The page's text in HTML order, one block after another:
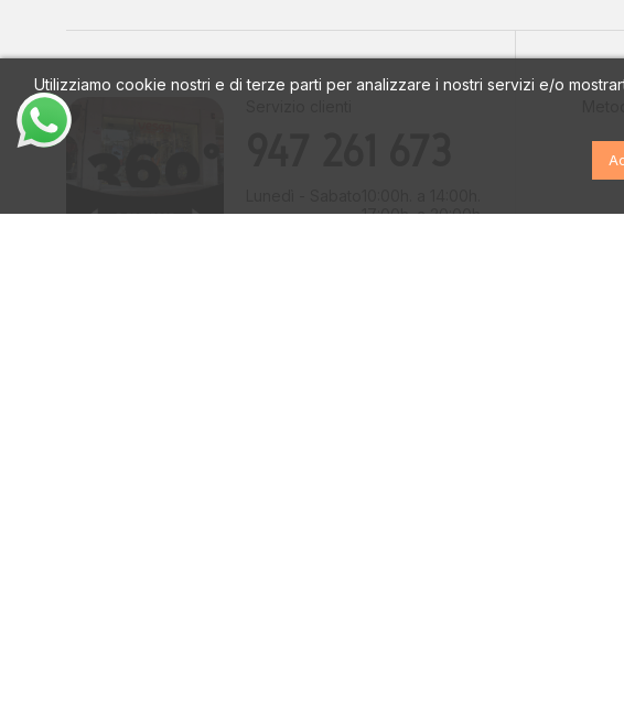
Utilizziamo cookie nostri e di terze parti per analizzare i nostri servizi e/o
17:00h. a 20:00h.